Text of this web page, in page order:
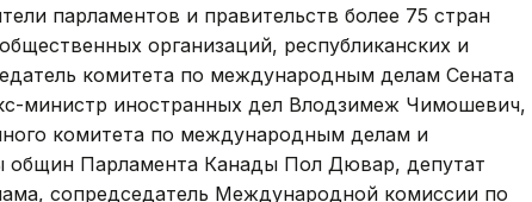
парламентов и правительств более 75 стран
организаций, республиканских и
комитета по международным делам Сената
министр иностранных дел Влодзимеж Чимошевич,
комитета по международным делам и
Парламента Канады Пол Дювар, депутат
сопредседатель Международной комиссии по